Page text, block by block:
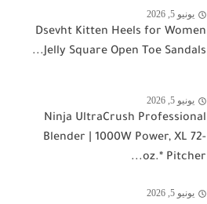
يونيو 5, 2026
Dsevht Kitten Heels for Women
Jelly Square Open Toe Sandals...
يونيو 5, 2026
Ninja UltraCrush Professional
Blender | 1000W Power, XL 72-
oz.* Pitcher...
يونيو 5, 2026